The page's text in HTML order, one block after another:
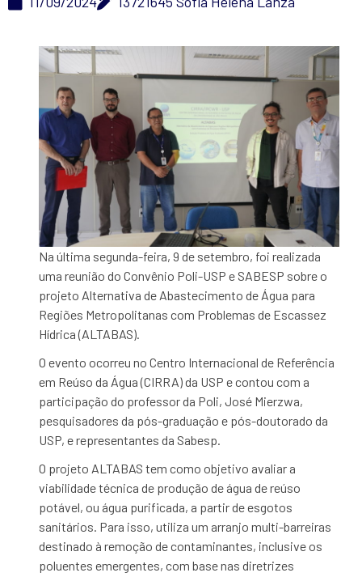
Na última segunda-feira, 9 de setembro, foi realizada
uma reunião do Convênio Poli-USP e SABESP sobre o
projeto Alternativa de Abastecimento de Água para
Regiões Metropolitanas com Problemas de Escassez
Hídrica (ALTABAS).
O evento ocorreu no Centro Internacional de Referência
em Reúso da Água (CIRRA) da USP e contou com a
participação do professor da Poli, José Mierzwa,
pesquisadores da pós-graduação e pós-doutorado da
USP, e representantes da Sabesp.
O projeto ALTABAS tem como objetivo avaliar a
viabilidade técnica de produção de água de reúso
potável, ou água purificada, a partir de esgotos
sanitários. Para isso, utiliza um arranjo multi-barreiras
destinado à remoção de contaminantes, inclusive os
poluentes emergentes, com base nas diretrizes